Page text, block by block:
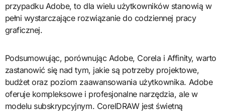
przypadku Adobe, to dla wielu użytkowników stanowią w
pełni wystarczające rozwiązanie do codziennej pracy
graficznej.
Podsumowując, porównując Adobe, Corela i Affinity, warto
zastanowić się nad tym, jakie są potrzeby projektowe,
budżet oraz poziom zaawansowania użytkownika. Adobe
oferuje kompleksowe i profesjonalne narzędzia, ale w
modelu subskrypcyjnym. CorelDRAW jest świetną